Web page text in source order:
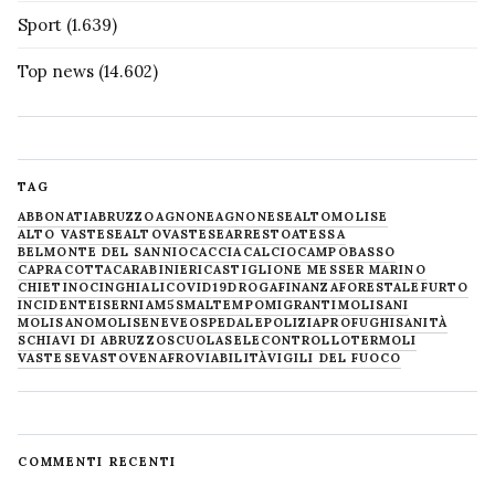
Sport (1.639)
Top news (14.602)
TAG
ABBONATIABRUZZOAGNONEAGNONESEALTOMOLISE
ALTO VASTESEALTOVASTESEARRESTOATESSA
BELMONTE DEL SANNIOCACCIACALCIOCAMPOBASSO
CAPRACOTTACARABINIERICASTIGLIONE MESSER MARINO
CHIETINOCINGHIALICOVID19DROGAFINANZAFORESTALE FURTO
INCIDENTEISERNIAM5SMALTEMPOMIGRANTIMOLISANI
MOLISANOMOLISENEVE OSPEDALEPOLIZIAPROFUGHISANITÀ
SCHIAVI DI ABRUZZOSCUOLASELECONTROLLOTERMOLI
VASTESEVASTOVENAFROVIABILITÀVIGILI DEL FUOCO
COMMENTI RECENTI